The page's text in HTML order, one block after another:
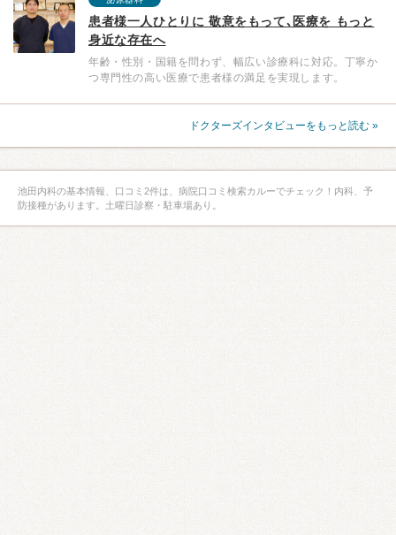
患者様一人ひとりに 敬意をもって､医療を もっと
身近な存在へ
年齢・性別・国籍を問わず、幅広い診療科に対応。丁寧か
つ専門性の高い医療で患者様の満足を実現します。
ドクターズインタビューをもっと読む »
池田内科の基本情報、口コミ2件は、病院口コミ検索カルーでチェック！内科、予
防接種があります。土曜日診察・駐車場あり。